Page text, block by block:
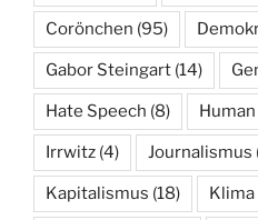
Corönchen (95)
Gabor Steingart (14)
Hate Speech (8)
Irrwitz (4) Journalismus
Kapitalismus (18) Klima